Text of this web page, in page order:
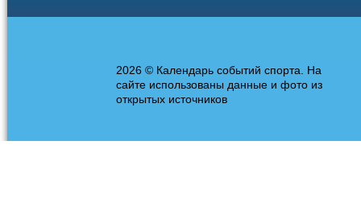
2026 © Календарь событий спорта. На
сайте использованы данные и фото из
открытых источников